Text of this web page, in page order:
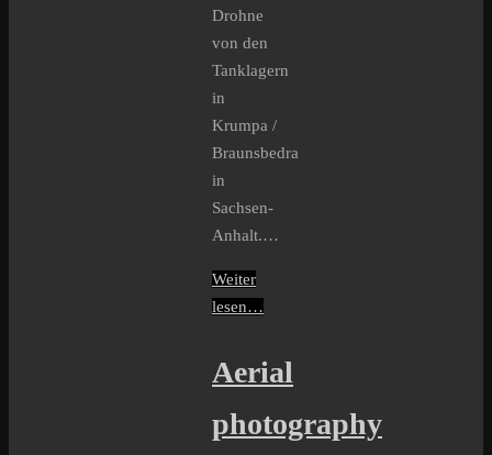
Drohne
von den
Tanklagern
in
Krumpa /
Braunsbedra
in
Sachsen-
Anhalt.…
Weiter
lesen…
Aerial
photography